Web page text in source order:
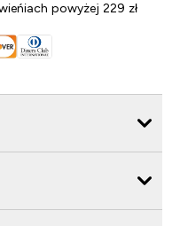
powyżej 229 zł